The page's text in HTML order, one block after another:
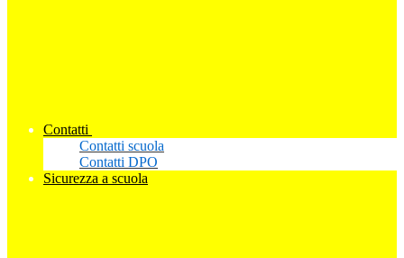
Contatti
Contatti scuola
Contatti DPO
Sicurezza a scuola